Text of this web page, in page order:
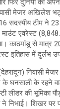
फिर दुनिया को
मेजर
16 सदस्यीय टीम ने
एवरेस्ट
काठमांडू से मात्र
इतिहास में दुर्लभ
निवासी
के घनसाली के रहने
लीडर की भूमिका
निभाई। शिखर पर